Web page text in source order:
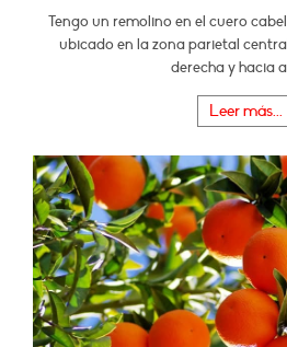
Tengo un remolino en el cuero
ubicado en la zona parietal
derecha y hacia
Leer más...